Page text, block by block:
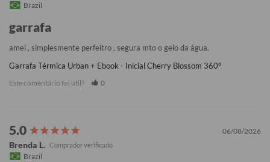
Brazil
garrafa
amei , simplesmente perfeitro , segura mto o gelo da água.
Garrafa Térmica Urban + Ebook - Inicial Cherry Blossom 360º
Este comentário foi útil? 0
06/08/2026
Brenda L.
Brazil